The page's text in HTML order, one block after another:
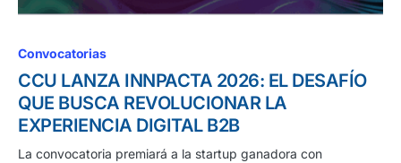
Convocatorias
CCU LANZA INNPACTA 2026: EL DESAFÍO
QUE BUSCA REVOLUCIONAR LA
EXPERIENCIA DIGITAL B2B
La convocatoria premiará a la startup ganadora con